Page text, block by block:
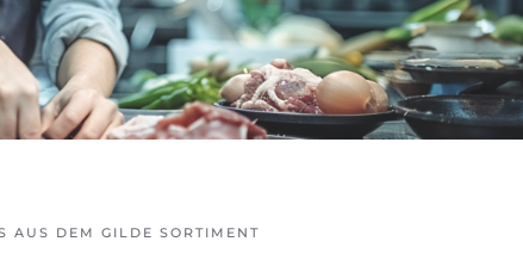
AUS DEM GILDE SORTIMENT